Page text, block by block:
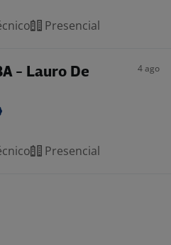
Presencial
- Lauro De
4 ago
Presencial